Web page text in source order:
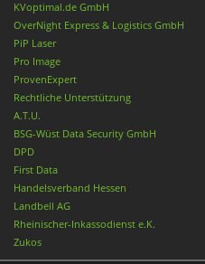
KVoptimal.de GmbH
OverNight Express & Logistics GmbH
PiP Laser
Pro Image
ProvenExpert
Rechtliche Unterstützung
A.T.U.
BSG-Wüst Data Security GmbH
DPD
First Data
Handelsverband Hessen
Landbell AG
Rheinischer-Inkassodienst e.K.
Zukos